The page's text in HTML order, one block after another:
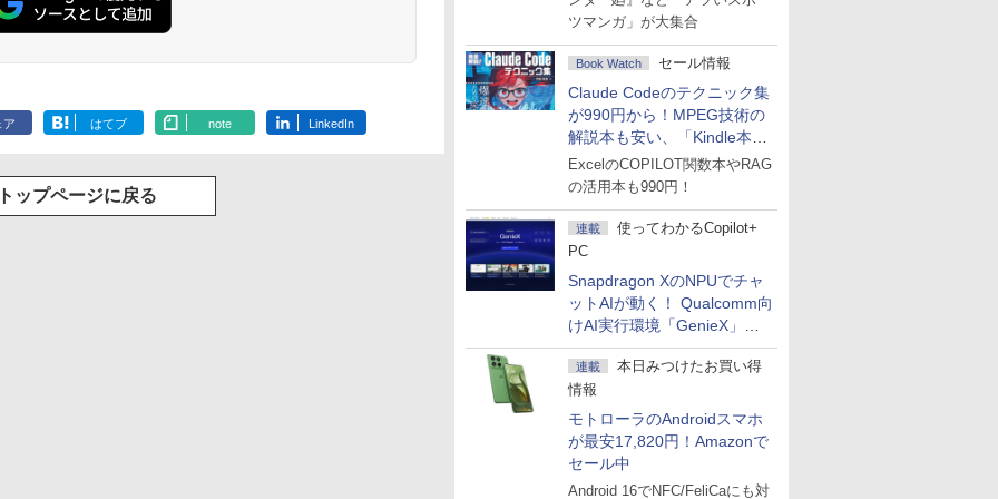
ツマンガ」が大集合
Book Watch セール情報
Claude Codeのテクニック集
が990円から！MPEG技術の
解説本も安い、「Kindle本サ
マーセール」第2弾開始！
ExcelのCOPILOT関数本やRAG
の活用本も990円！
連載
使ってわかるCopilot+
PC
Snapdragon XのNPUでチャ
ットAIが動く！ Qualcomm向
けAI実行環境「GenieX」を
試してみた
連載
本日みつけたお買い得
情報
モトローラのAndroidスマホ
が最安17,820円！Amazonで
セール中
Android 16でNFC/FeliCaにも対
2,000 Robux 【限定バ
ーチャルアイテムを含
ス | オンラインコード
Home & Business
2024(最新 永続版)|オン
10/mac対応|PC2台
(マインクラフト): Java &
Bedrock Edition | オンラ
やさしい 教科書: 非エ
ンジニア 初心者 素人
ンツ作成にもKindle出
版にも！ 非エンジニア
い通りの絵を引き出す
プロンプトの言葉 AI画
カタログ: 本体ハードウ
ェア・市販ソフトウェア
Paperwhite (16GB) 7
インチディスプレイ、
告なし、ブラック
Colorsoft | 16GBスト
レージ、防水、7インチ
週間持続バッテリー、
広告無し、ブラック
Scribe Colorsoft | 11イ
ンチカラーディスプレ
ア はてブ note LinkedIn
トップページに戻る